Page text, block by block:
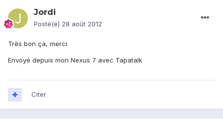
Jordi
Posté(e) 28 août 2012
Très bon ça, merci
Envoyé depuis mon Nexus 7 avec Tapatalk
Citer